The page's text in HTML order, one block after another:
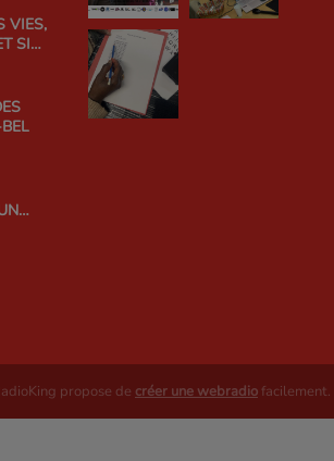
VIES,
SI
propose de créer une webradio facilement.